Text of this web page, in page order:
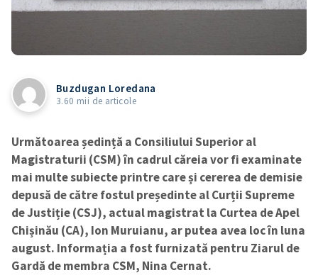
Buzdugan Loredana
3.60 mii de articole
Următoarea ședință a Consiliului Superior al
Magistraturii (CSM) în cadrul căreia vor fi examinate
mai multe subiecte printre care și cererea de demisie
depusă de către fostul președinte al Curții Supreme
de Justiție (CSJ), actual magistrat la Curtea de Apel
Chișinău (CA), Ion Muruianu, ar putea avea loc în luna
august. Informația a fost furnizată pentru Ziarul de
Gardă de membra CSM, Nina Cernat.